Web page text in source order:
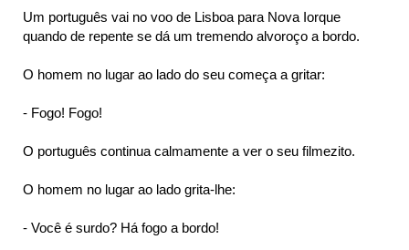
Um português vai no voo de Lisboa para Nova Iorque
quando de repente se dá um tremendo alvoroço a bordo.
O homem no lugar ao lado do seu começa a gritar:
- Fogo! Fogo!
O português continua calmamente a ver o seu filmezito.
O homem no lugar ao lado grita-lhe:
- Você é surdo? Há fogo a bordo!